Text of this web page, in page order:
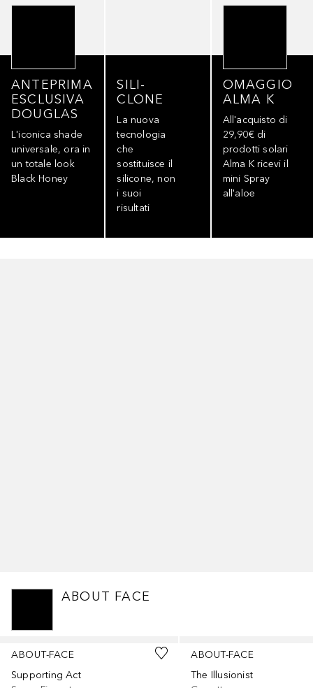
ANTEPRIMA
ESCLUSIVA
DOUGLAS
L'iconica shade
universale, ora in
un totale look
Black Honey
SILI-
CLONE
La nuova
tecnologia
che
sostituisce il
silicone, non
i suoi
risultati
OMAGGIO
ALMA K
All'acquisto di
29,90€ di
prodotti solari
Alma K ricevi il
mini Spray
all'aloe
ABOUT FACE
ABOUT-FACE
Supporting Act
ABOUT-FACE
The Illusionist